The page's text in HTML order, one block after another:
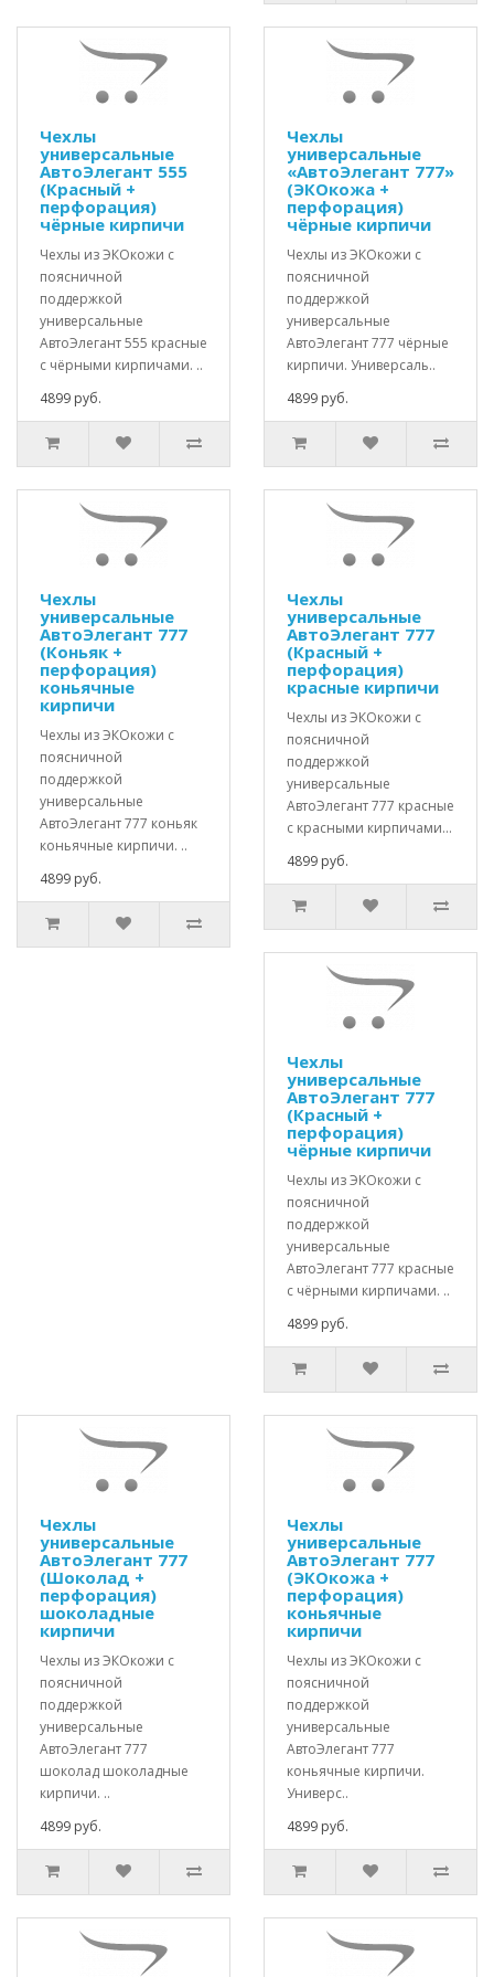
Чехлы
универсальные
АвтоЭлегант 555
(Красный +
перфорация)
чёрные кирпичи
Чехлы из ЭКОкожи с
поясничной
поддержкой
универсальные
АвтоЭлегант 555 красные
с чёрными кирпичами. ..
4899 руб.
Чехлы
универсальные
«АвтоЭлегант 777»
(ЭКОкожа +
перфорация)
чёрные кирпичи
Чехлы из ЭКОкожи с
поясничной
поддержкой
универсальные
АвтоЭлегант 777 чёрные
кирпичи. Универсаль..
4899 руб.
Чехлы
универсальные
АвтоЭлегант 777
(Коньяк +
перфорация)
коньячные
кирпичи
Чехлы из ЭКОкожи с
поясничной
поддержкой
универсальные
АвтоЭлегант 777 коньяк
коньячные кирпичи. ..
4899 руб.
Чехлы
универсальные
АвтоЭлегант 777
(Красный +
перфорация)
красные кирпичи
Чехлы из ЭКОкожи с
поясничной
поддержкой
универсальные
АвтоЭлегант 777 красные
с красными кирпичами...
4899 руб.
Чехлы
универсальные
АвтоЭлегант 777
(Красный +
перфорация)
чёрные кирпичи
Чехлы из ЭКОкожи с
поясничной
поддержкой
универсальные
АвтоЭлегант 777 красные
с чёрными кирпичами. ..
4899 руб.
Чехлы
универсальные
АвтоЭлегант 777
(Шоколад +
перфорация)
шоколадные
кирпичи
Чехлы из ЭКОкожи с
поясничной
поддержкой
универсальные
АвтоЭлегант 777
шоколад шоколадные
кирпичи. ..
4899 руб.
Чехлы
универсальные
АвтоЭлегант 777
(ЭКОкожа +
перфорация)
коньячные
кирпичи
Чехлы из ЭКОкожи с
поясничной
поддержкой
универсальные
АвтоЭлегант 777
коньячные кирпичи.
Универс..
4899 руб.